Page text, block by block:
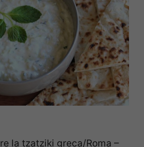
la tzatziki greca/Roma –